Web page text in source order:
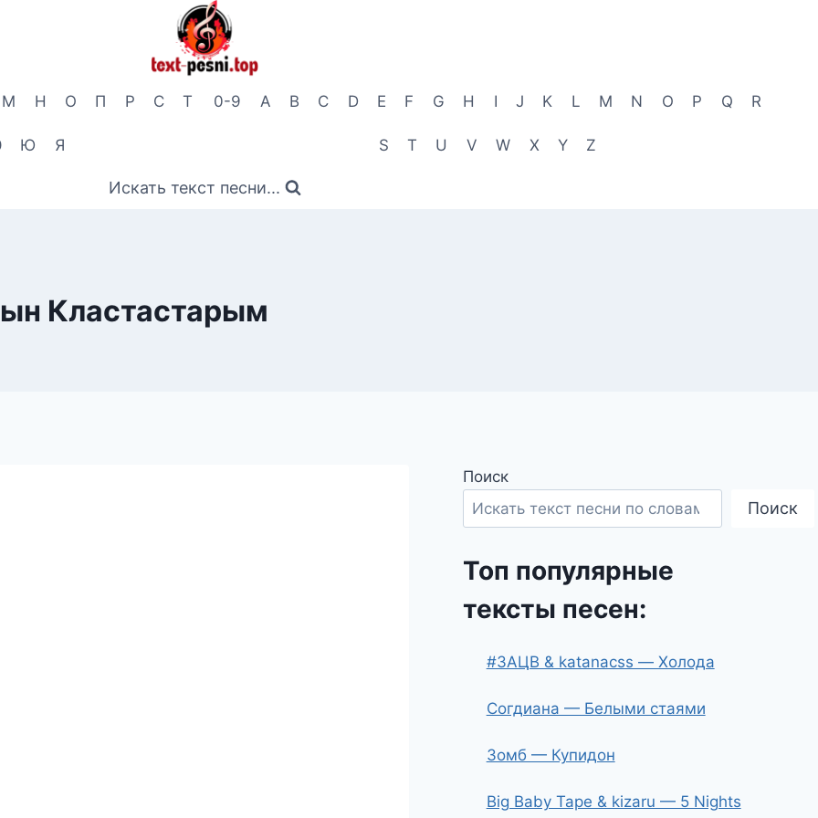
М Н О П Р С Т
Ю Я
0-9 A B C D E F G H I J K L M N O P Q R
S T U V W X Y Z
Искать текст песни...
Кластастарым
Поиск
Поиск
Топ популярные
тексты песен:
#ЗАЦВ & katanacss — Холода
Согдиана — Белыми стаями
Зомб — Купидон
Big Baby Tape & kizaru — 5 Nights